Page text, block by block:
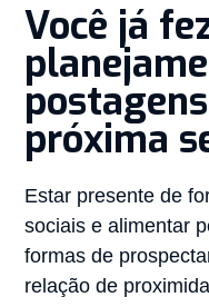
Você já
próxima
Estar presente de
sociais e alimentar
formas de
relação de